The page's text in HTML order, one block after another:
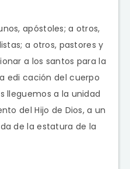
apóstoles; a otros,
a otros, pastores y
a los santos para la
edi cación del cuerpo
lleguemos a la unidad
del Hijo de Dios, a un
de la estatura de la